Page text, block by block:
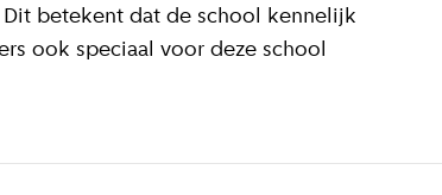
betekent dat de school kennelijk
ook speciaal voor deze school